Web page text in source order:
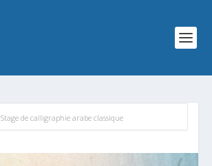
Stage de calligraphie arabe classique